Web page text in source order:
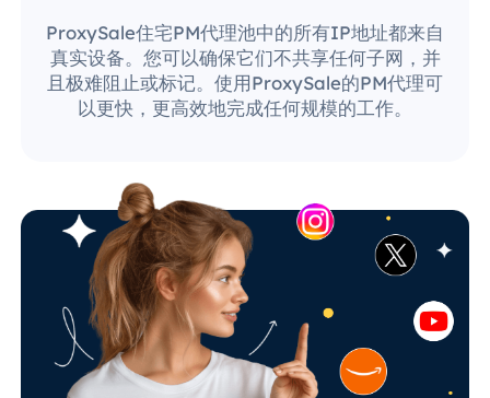
ProxySale住宅PM代理池中的所有IP地址都来自
真实设备。您可以确保它们不共享任何子网，并
且极难阻止或标记。使用ProxySale的PM代理可
以更快，更高效地完成任何规模的工作。